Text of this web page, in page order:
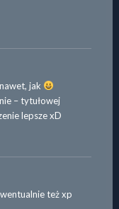
jak
– tytułowej
lepsze xD
też xp